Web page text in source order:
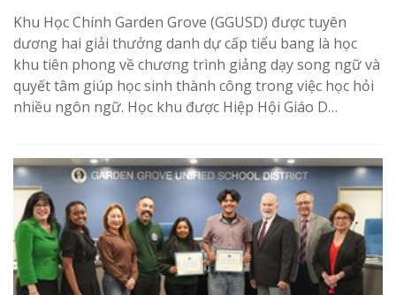
Khu Học Chính Garden Grove (GGUSD) được tuyên
dương hai giải thưởng danh dự cấp tiểu bang là học
khu tiên phong về chương trình giảng dạy song ngữ và
quyết tâm giúp học sinh thành công trong việc học hỏi
nhiều ngôn ngữ. Học khu được Hiệp Hội Giáo D…